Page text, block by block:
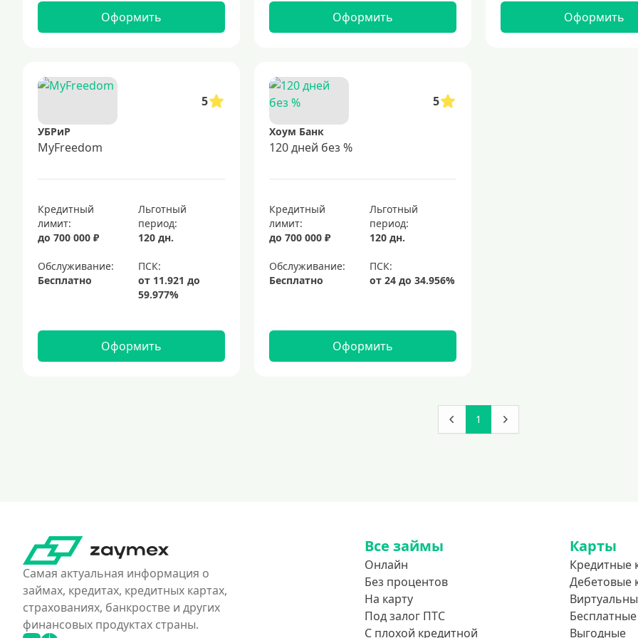
Оформить Оформить Оформить
5
УБРиР
MyFreedom
Кредитный
лимит:
до 700 000 ₽
Льготный
период:
120 дн.
Обслуживание:
Бесплатно
Оформить
5
Хоум Банк
120 дней без %
Кредитный
лимит:
до 700 000 ₽
Льготный
период:
120 дн.
Обслуживание:
Бесплатно
Оформить
1
Самая актуальная информация о
займах, кредитах, кредитных картах,
страхованиях, банкростве и других
финансовых продуктах страны.
Все займы
Онлайн
Без процентов
На карту
Под залог ПТС
С плохой кредитной
Карты
Кредитные
Дебетовые
Бесплатные
Выгодные